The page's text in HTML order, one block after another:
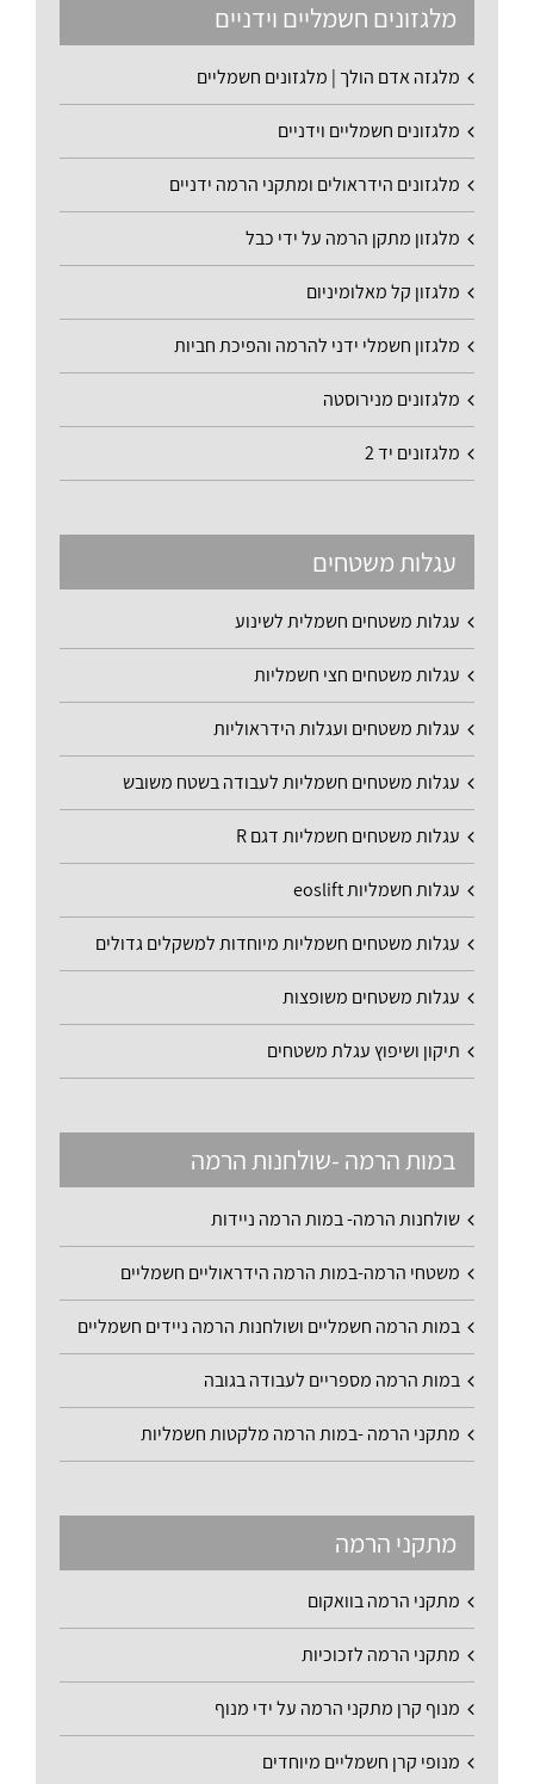
מלגזונים חשמליים וידניים
מלגזה אדם הולך | מלגזונים חשמליים
מלגזונים חשמליים וידניים
מלגזונים הידראולים ומתקני הרמה ידניים
מלגזון מתקן הרמה על ידי כבל
מלגזון קל מאלומיניום
מלגזון חשמלי ידני להרמה והפיכת חביות
מלגזונים מנירוסטה
מלגזונים יד 2
עגלות משטחים
עגלות משטחים חשמלית לשינוע
עגלות משטחים חצי חשמליות
עגלות משטחים ועגלות הידראוליות
עגלות משטחים חשמליות לעבודה בשטח משובש
עגלות משטחים חשמליות דגם R
עגלות חשמליות eoslift
עגלות משטחים חשמליות מיוחדות למשקלים גדולים
עגלות משטחים משופצות
תיקון ושיפוץ עגלת משטחים
במות הרמה -שולחנות הרמה
שולחנות הרמה- במות הרמה ניידות
משטחי הרמה-במות הרמה הידראוליים חשמליים
במות הרמה חשמליים ושולחנות הרמה ניידים חשמליים
במות הרמה מספריים לעבודה בגובה
מתקני הרמה -במות הרמה מלקטות חשמליות
מתקני הרמה
מתקני הרמה בוואקום
מתקני הרמה לזכוכיות
מנוף קרן מתקני הרמה על ידי מנוף
מנופי קרן חשמליים מיוחדים